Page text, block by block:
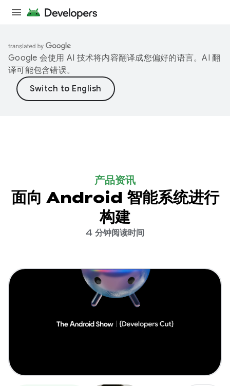
Google 会使用 AI 技术将内容翻译成您偏好的语言。AI 翻
译可能包含错误。
产品资讯
面向 Android 智能系统进行
构建
4 分钟阅读时间